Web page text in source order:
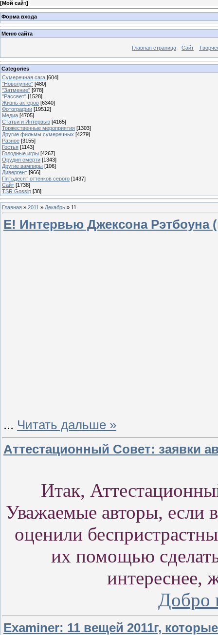
[Мой сайт]
Форма входа
Меню сайта
Главная страница Сайт
Categories
Сумеречная сага [604]
"Новолуние" [480]
"Затмение" [978]
"Рассвет" [1528]
Жизнь актеров [6340]
Фотографии [19512]
Медиа [4705]
Статьи и Интервью [4165]
Торжественные мероприятия [1303]
Другие фильмы сумеречных [4279]
Разное [3155]
Гостья [1143]
Голодные игры [4267]
Орудия смерти [1343]
Другие вампиры [106]
Дивергент [966]
Пятьдесят оттенков серого [1437]
Сайт [1738]
TSR Gossip [38]
Главная » 2011 » Декабрь » 11
E! Интервью Джексона Рэтбоуна
... Читать дальше »
Аттестационный Совет: заявки
Итак,
Уважаемые авторы, если
оценили
их помощью
интереснее,
Добро
Examiner: 11 вещей 2011г,